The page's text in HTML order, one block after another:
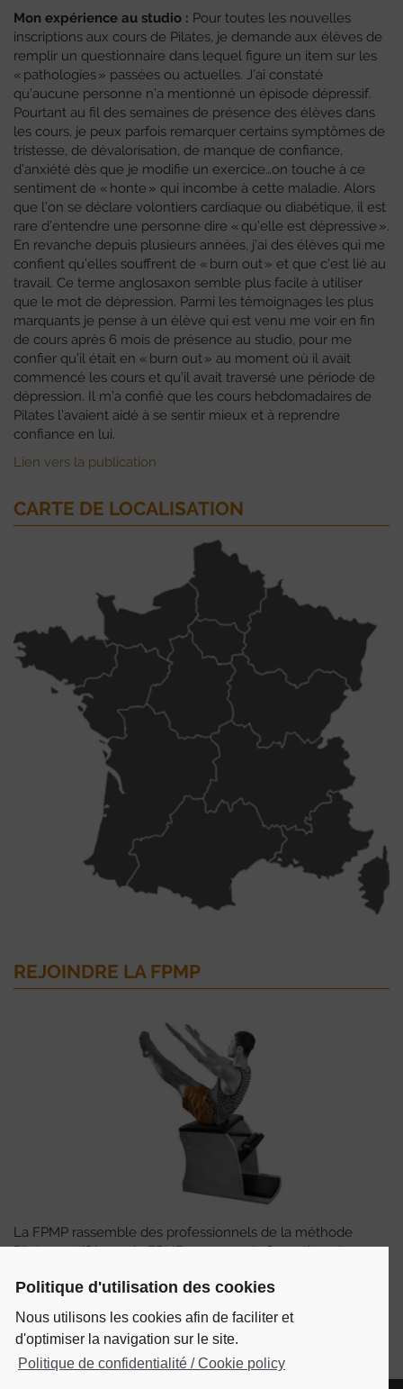
Politique d'utilisation des cookies
Nous utilisons les cookies afin de faciliter et
d'optimiser la navigation sur le site.
Politique de confidentialité / Cookie policy
Mon expérience au studio : Pour toutes les nouvelles
inscriptions aux cours de Pilates, je demande aux élèves de
remplir un questionnaire dans lequel figure un item sur les
« pathologies » passées ou actuelles. J’ai constaté
qu’aucune personne n’a mentionné un épisode dépressif.
Pourtant au fil des semaines de présence des élèves dans
les cours, je peux parfois remarquer certains symptômes de
tristesse, de dévalorisation, de manque de confiance,
d’anxiété dès que je modifie un exercice…on touche à ce
sentiment de « honte » qui incombe à cette maladie. Alors
que l’on se déclare volontiers cardiaque ou diabétique, il est
rare d’entendre une personne dire « qu’elle est dépressive ».
En revanche depuis plusieurs années, j’ai des élèves qui me
confient qu’elles souffrent de « burn out » et que c’est lié au
travail. Ce terme anglosaxon semble plus facile à utiliser
que le mot de dépression. Parmi les témoignages les plus
marquants je pense à un élève qui est venu me voir en fin
de cours après 6 mois de présence au studio, pour me
confier qu’il était en « burn out » au moment où il avait
commencé les cours et qu’il avait traversé une période de
dépression. Il m’a confié que les cours hebdomadaires de
Pilates l’avaient aidé à se sentir mieux et à reprendre
confiance en lui.
Lien vers la publication
CARTE DE LOCALISATION
REJOINDRE LA FPMP
La FPMP rassemble des professionnels de la méthode
Pilates certifiés par la FPMP, en cours de formation, des
ADHÉRER